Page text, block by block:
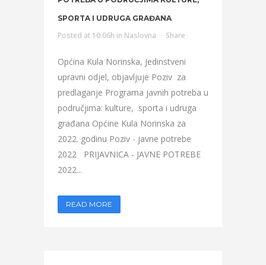
SPORTA I UDRUGA GRAĐANA
Posted at 10:06h in Naslovna Share
Općina Kula Norinska, Jedinstveni
upravni odjel, objavljuje Poziv za
predlaganje Programa javnih potreba u
područjima: kulture, sporta i udruga
građana Općine Kula Norinska za
2022. godinu Poziv - javne potrebe
2022 PRIJAVNICA - JAVNE POTREBE
2022...
READ MORE